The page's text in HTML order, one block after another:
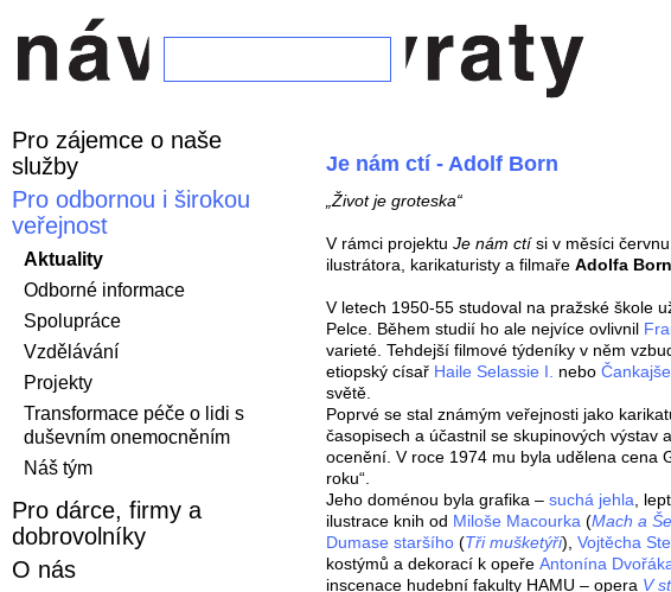
Pro zájemce o naše
služby
Pro odbornou i širokou
veřejnost
Aktuality
Odborné informace
Spolupráce
Vzdělávání
Projekty
Transformace péče o lidi s
duševním onemocněním
Náš tým
Pro dárce, firmy a
dobrovolníky
O nás
Je nám ctí - Adolf Born
„Život je groteska“
V rámci projektu Je nám ctísi v měsíci
ilustrátora, karikaturisty a filmaře Adolfa
V letech 1950-55 studoval na pražské škole
Pelce. Během studií ho ale nejvíce ovlivnil
varieté. Tehdejší filmové týdeníky v něm
etiopský císař Haile Selassie I. nebo
světě.
Poprvé se stal známým veřejnosti jako
časopisech a účastnil se skupinových výstav
ocenění. V roce 1974 mu byla udělena cena
roku“.
Jeho doménou byla grafika – suchá jehla ,
ilustrace knih od Miloše Macourka (Mach a
Dumase staršího (Tři mušketýři), Vojtěcha
kostýmů a dekorací k opeře Antonína
inscenace hudební fakulty HAMU – opera V